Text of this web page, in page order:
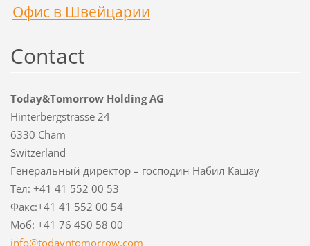
Офис в Швейцарии
Contact
Today&Tomorrow Holding AG
Hinterbergstrasse 24
6330 Cham
Switzerland
Генеральный директор – господин Набил Кашау
Тел: +41 41 552 00 53
Факс:+41 41 552 00 54
Моб: +41 76 450 58 00
info@todayntomorrow.com